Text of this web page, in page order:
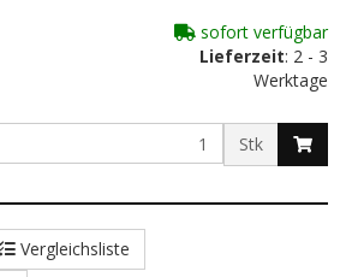
sofort verfügbar
Lieferzeit: 2 - 3
Werktage
Stk
Vergleichsliste